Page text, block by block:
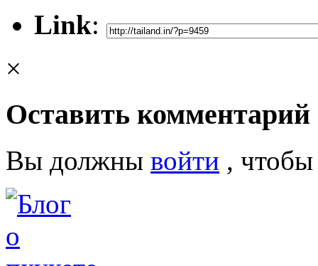
Link:
×
Оставить комментарий
Вы должны войти ,